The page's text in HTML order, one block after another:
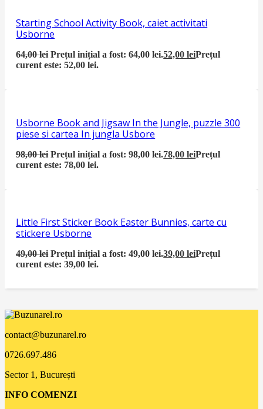
Starting School Activity Book, caiet activitati
Usborne
64,00lei Prețul inițial a fost: 64,00 lei.52,00leiPrețul
curent este: 52,00 lei.
Usborne Book and Jigsaw In the Jungle, puzzle 300
piese si cartea In jungla Usbore
98,00lei Prețul inițial a fost: 98,00 lei.78,00leiPrețul
curent este: 78,00 lei.
Little First Sticker Book Easter Bunnies, carte cu
stickere Usborne
49,00lei Prețul inițial a fost: 49,00 lei.39,00leiPrețul
curent este: 39,00 lei.
contact@buzunarel.ro
0726.697.486
Sector 1, București
INFO COMENZI